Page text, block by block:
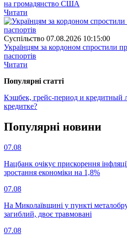
на громадянство США
Читати
Суспiльство 07.08.2026 10:15:00
Українцям за кордоном спростили
паспортів
Читати
Популярнi статтi
Кэшбек, грейс-период и кредитный
кредитке?
Популярнi новини
07.08
Нацбанк очікує прискорення
зростання економіки на 1,8%
07.08
На Миколаївщині у пункті
загиблий, двоє травмовані
07.08